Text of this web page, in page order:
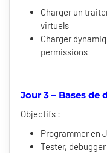
Charger un
virtuels
Charger
permissions
Jour 3 – Bases de
Objectifs :
Programmer en
Tester,